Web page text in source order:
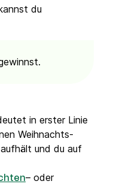
du
in erster Linie
Weihnachts-
und du auf
– oder